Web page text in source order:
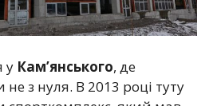
у Кам’янського, де
з нуля. В 2013 році туту